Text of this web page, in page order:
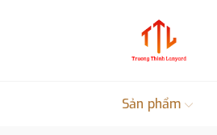
Sản phẩm